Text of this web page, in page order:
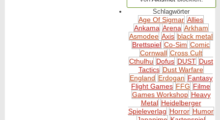
Schlagwörter
Age Of Sigmar Allies
Ankama Arena Arkham
Asmodee Axis black metal
Brettspiel Co-Sim Comic
Cornwall Cross Cult
Cthulhu Dofus DUST Dust
Tactics Dust Warfare
England Erdogan Fantasy
Flight Games FFG Filme
Games Workshop Heavy
Metal Heidelberger
Spieleverlag Horror Humor